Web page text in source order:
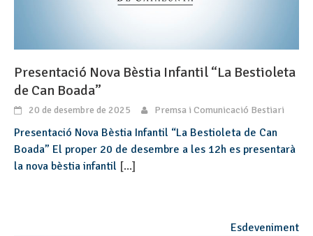
Presentació Nova Bèstia Infantil “La Bestioleta
de Can Boada”
20 de desembre de 2025 Premsa i Comunicació Bestiari
Presentació Nova Bèstia Infantil “La Bestioleta de Can
Boada” El proper 20 de desembre a les 12h es presentarà
la nova bèstia infantil [...]
Esdeveniment